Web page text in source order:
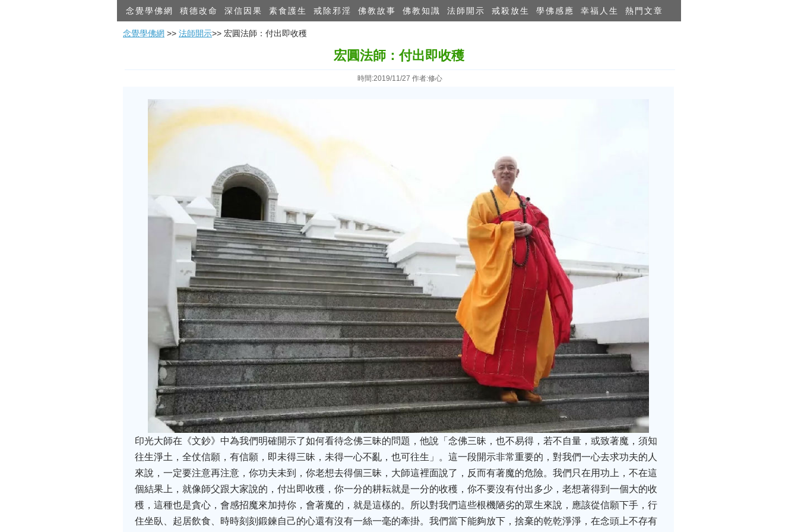
念覺學佛網 積德改命 深信因果 素食護生 戒除邪淫 佛教故事 佛教知識 法師開示 戒殺放生 學佛感應 幸福人生 熱門文章
念覺學佛網 >> 法師開示>> 宏圓法師：付出即收穫
宏圓法師：付出即收穫
時間:2019/11/27 作者:修心
印光大師在《文鈔》中為我們明確開示了如何看待念佛三昧的問題，他說「念佛三昧，也不易得，若不自量，或致著魔，須知
往生淨土，全仗信願，有信願，即未得三昧，未得一心不亂，也可往生」。這一段開示非常重要的，對我們一心去求功夫的人
來說，一定要注意再注意，你功夫未到，你老想去得個三昧，大師這裡面說了，反而有著魔的危險。我們只在用功上，不在這
個結果上，就像師父跟大家說的，付出即收穫，你一分的耕耘就是一分的收穫，你不要沒有付出多少，老想著得到一個大的收
穫，這種也是貪心，會感招魔來加持你，會著魔的，就是這樣的。所以對我們這些根機陋劣的眾生來說，應該從信願下手，行
住坐臥、起居飲食、時時刻刻鍛鍊自己的心還有沒有一絲一毫的牽掛。我們當下能夠放下，捨棄的乾乾淨淨，在念頭上不存有